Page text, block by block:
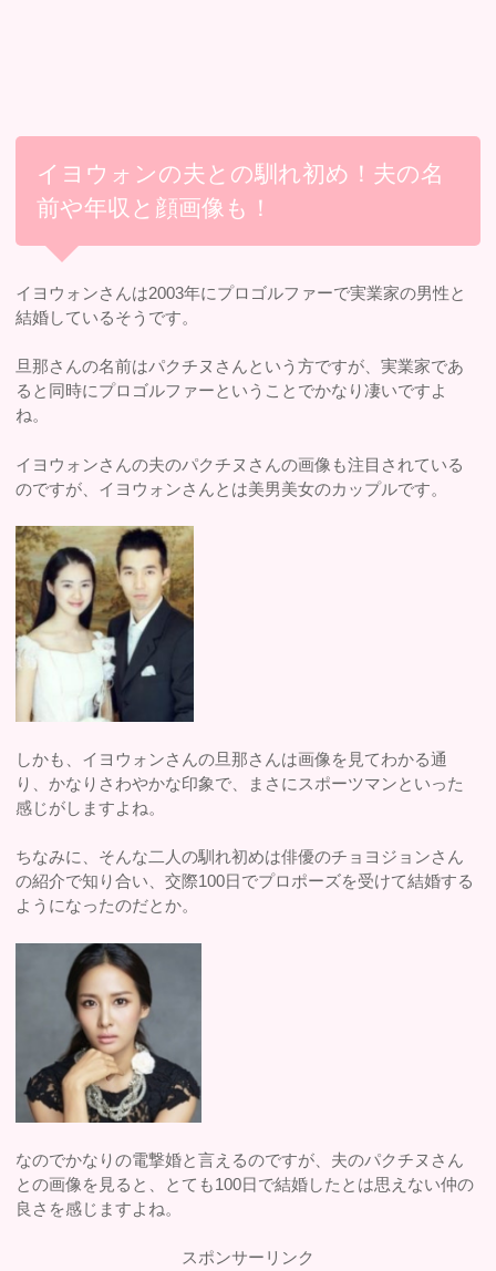
イヨウォンの夫との馴れ初め！夫の名
前や年収と顔画像も！
イヨウォンさんは2003年にプロゴルファーで実業家の男性と
結婚しているそうです。
旦那さんの名前はパクチヌさんという方ですが、実業家であ
ると同時にプロゴルファーということでかなり凄いですよ
ね。
イヨウォンさんの夫のパクチヌさんの画像も注目されている
のですが、イヨウォンさんとは美男美女のカップルです。
しかも、イヨウォンさんの旦那さんは画像を見てわかる通
り、かなりさわやかな印象で、まさにスポーツマンといった
感じがしますよね。
ちなみに、そんな二人の馴れ初めは俳優のチョヨジョンさん
の紹介で知り合い、交際100日でプロポーズを受けて結婚する
ようになったのだとか。
なのでかなりの電撃婚と言えるのですが、夫のパクチヌさん
との画像を見ると、とても100日で結婚したとは思えない仲の
良さを感じますよね。
スポンサーリンク